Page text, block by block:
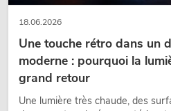
18.06.2026
Une touche rétro dans un
moderne : pourquoi la
grand retour
Une lumière très chaude, des